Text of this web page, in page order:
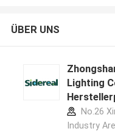
ÜBER UNS
Lighting
No.26
Industry